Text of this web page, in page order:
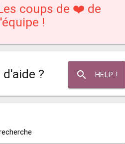
coups de ❤️ de
!
search HELP !
?